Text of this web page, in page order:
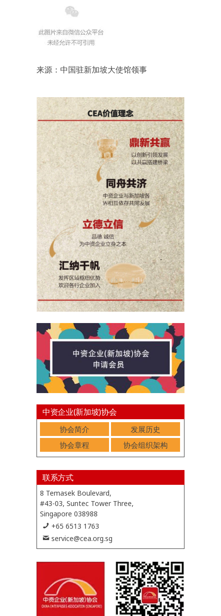
来源：中国驻新加坡大使馆领事
中资企业(新加坡)协会
协会简介
发展历史
协会章程
协会组织架构
联系方式
8 Temasek Boulevard,
#43-03, Suntec Tower Three,
Singapore 038988
+65 6513 1763
service@cea.org.sg